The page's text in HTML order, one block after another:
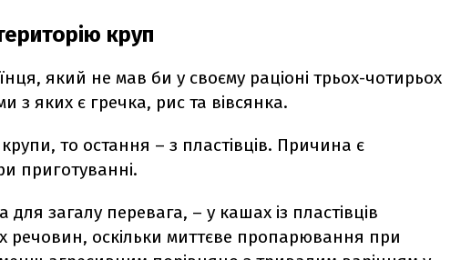
круп
який не мав би у своєму раціоні трьох-чотирьох
з яких є гречка, рис та вівсянка.
то остання – з пластівців. Причина є
приготуванні.
загалу перевага, – у кашах із пластівців
речовин, оскільки миттєве пропарювання при